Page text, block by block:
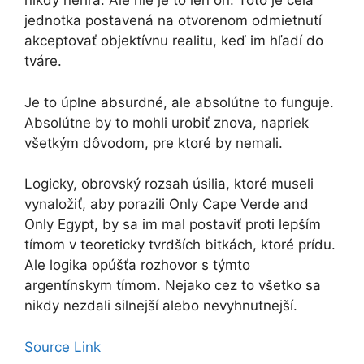
jednotka postavená na otvorenom odmietnutí
akceptovať objektívnu realitu, keď im hľadí do
tváre.
Je to úplne absurdné, ale absolútne to funguje.
Absolútne by to mohli urobiť znova, napriek
všetkým dôvodom, pre ktoré by nemali.
Logicky, obrovský rozsah úsilia, ktoré museli
vynaložiť, aby porazili Only Cape Verde and
Only Egypt, by sa im mal postaviť proti lepším
tímom v teoreticky tvrdších bitkách, ktoré prídu.
Ale logika opúšťa rozhovor s týmto
argentínskym tímom. Nejako cez to všetko sa
nikdy nezdali silnejší alebo nevyhnutnejší.
Source Link